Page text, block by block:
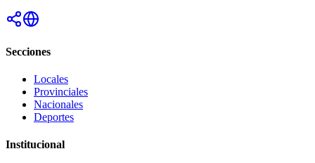
Secciones
Locales
Provinciales
Nacionales
Deportes
Institucional